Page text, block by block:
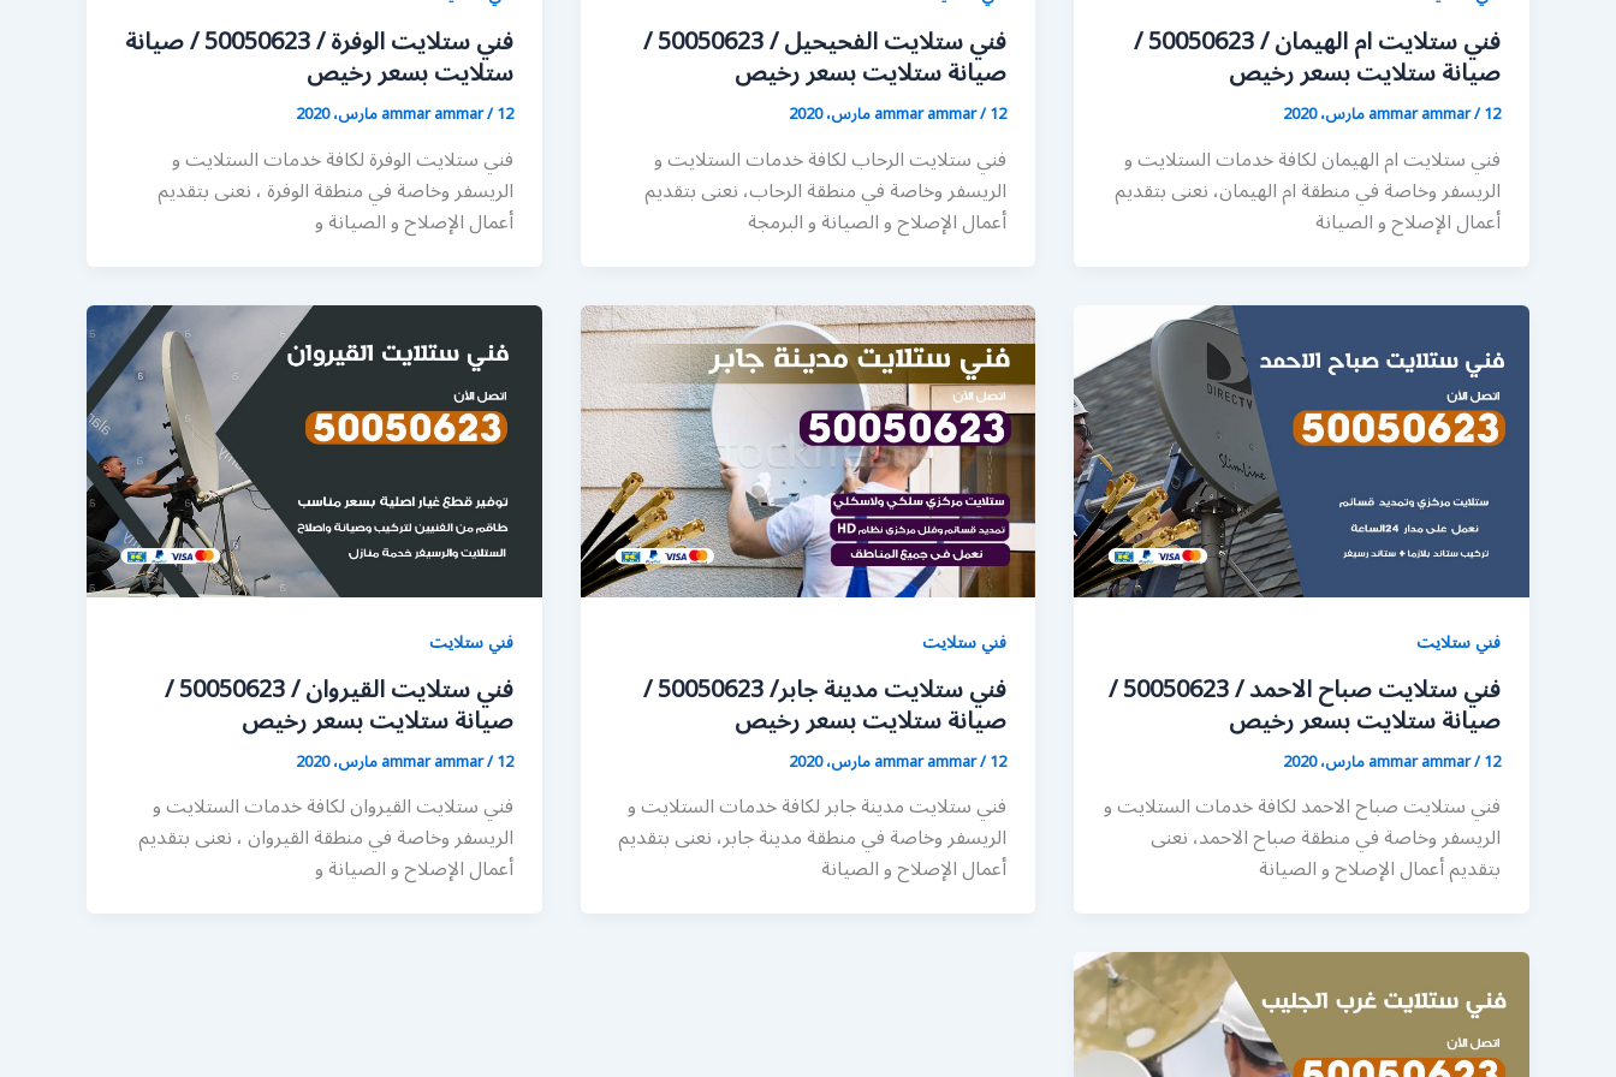
فني ستلايت ام الهيمان / 50050623 /
صيانة ستلايت بسعر رخيص
ammar ammar/12 مارس، 2020
فني ستلايت ام الهيمان لكافة خدمات الستلايت و
الريسفر وخاصة في منطقة ام الهيمان، نعنى بتقديم
أعمال الإصلاح و الصيانة
فني ستلايت الفحيحيل / 50050623 /
صيانة ستلايت بسعر رخيص
ammar ammar/12 مارس، 2020
فني ستلايت الرحاب لكافة خدمات الستلايت و
الريسفر وخاصة في منطقة الرحاب، نعنى بتقديم
أعمال الإصلاح و الصيانة و البرمجة
فني ستلايت الوفرة / 50050623 / صيانة
ستلايت بسعر رخيص
ammar ammar/12 مارس، 2020
فني ستلايت الوفرة لكافة خدمات الستلايت و
الريسفر وخاصة في منطقة الوفرة ، نعنى بتقديم
أعمال الإصلاح و الصيانة و
فني ستلايت
فني ستلايت صباح الاحمد / 50050623 /
صيانة ستلايت بسعر رخيص
ammar ammar/12 مارس، 2020
فني ستلايت صباح الاحمد لكافة خدمات الستلايت و
الريسفر وخاصة في منطقة صباح الاحمد، نعنى
بتقديم أعمال الإصلاح و الصيانة
فني ستلايت
فني ستلايت مدينة جابر/ 50050623 /
صيانة ستلايت بسعر رخيص
ammar ammar/12 مارس، 2020
فني ستلايت مدينة جابر لكافة خدمات الستلايت و
الريسفر وخاصة في منطقة مدينة جابر، نعنى بتقديم
أعمال الإصلاح و الصيانة
فني ستلايت
فني ستلايت القيروان / 50050623 /
صيانة ستلايت بسعر رخيص
ammar ammar/12 مارس، 2020
فني ستلايت القيروان لكافة خدمات الستلايت و
الريسفر وخاصة في منطقة القيروان ، نعنى بتقديم
أعمال الإصلاح و الصيانة و